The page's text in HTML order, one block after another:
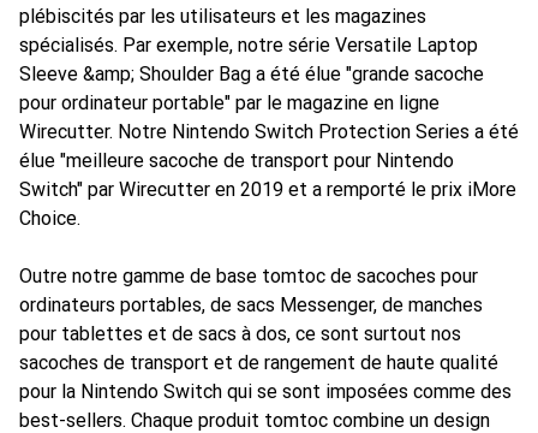
plébiscités par les utilisateurs et les magazines
spécialisés. Par exemple, notre série Versatile Laptop
Sleeve &amp; Shoulder Bag a été élue "grande sacoche
pour ordinateur portable" par le magazine en ligne
Wirecutter. Notre Nintendo Switch Protection Series a été
élue "meilleure sacoche de transport pour Nintendo
Switch" par Wirecutter en 2019 et a remporté le prix iMore
Choice.
Outre notre gamme de base tomtoc de sacoches pour
ordinateurs portables, de sacs Messenger, de manches
pour tablettes et de sacs à dos, ce sont surtout nos
sacoches de transport et de rangement de haute qualité
pour la Nintendo Switch qui se sont imposées comme des
best-sellers. Chaque produit tomtoc combine un design